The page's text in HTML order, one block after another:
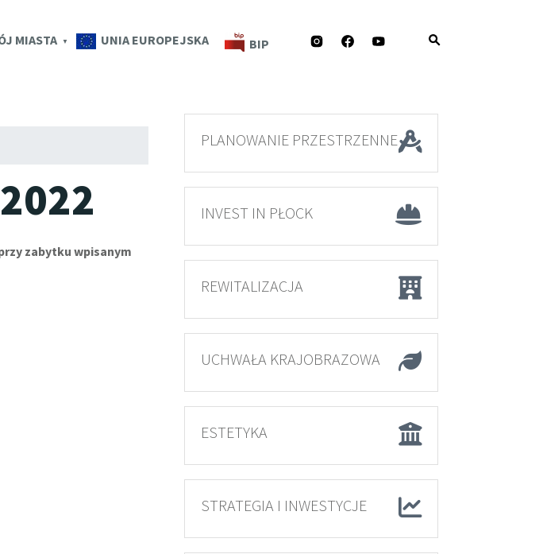
MIASTA UNIA EUROPEJSKA BIP YOUTUBE
FACEBOOK
INSTAGRAM
zabytku wpisanym
PLANOWANIE PRZESTRZENNE
INVEST IN PŁOCK
REWITALIZACJA
UCHWAŁA KRAJOBRAZOWA
ESTETYKA
STRATEGIA I INWESTYCJE